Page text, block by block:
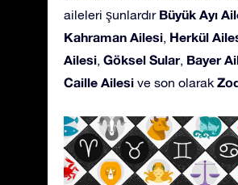
aileleri şunlardır Büyük Ayı
Kahraman Ailesi Herkül
Ailesi Göksel Sular, Bayer
Caille Ailesi ve son olarak